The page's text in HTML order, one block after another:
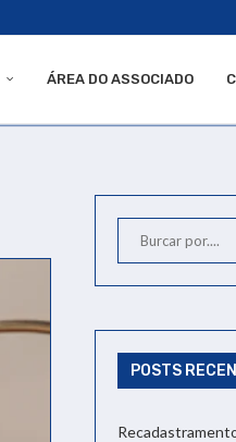
ÁREA DO ASSOCIADO
POSTS